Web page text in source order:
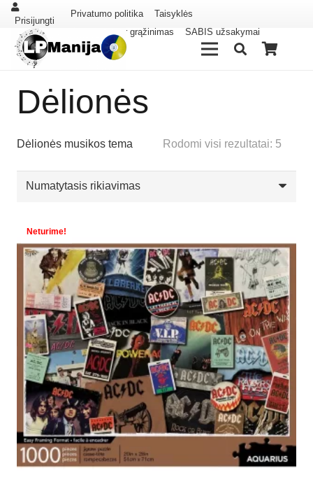
Prisijungti
Privatumo politika
Taisyklės
Pristatymas ir grąžinimas
SABIS užsakymai
Dėlionės
Dėlionės musikos tema Rodomi visi rezultatai: 5
Neturime!